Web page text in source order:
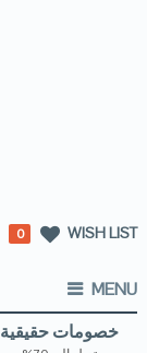
WISH LIST
0
MENU
خصومات حقيقية